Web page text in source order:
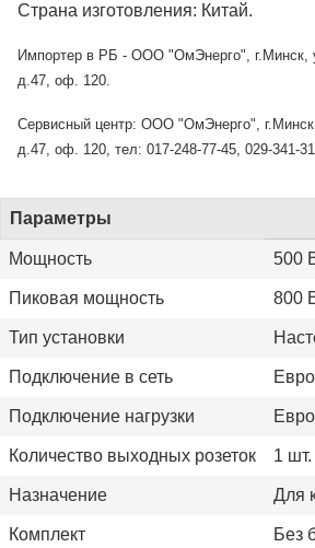
Страна изготовления: Китай.
Импортер в РБ - ООО "ОмЭнерго", г.Минск,
д.47, оф. 120.
Сервисный центр: ООО "ОмЭнерго",
д.47, оф. 120, тел: 017-248-77-45, 029-341-
Параметры
Мощность 500
Пиковая мощность 800
Тип установки
Подключение в сеть
Подключение нагрузки
Количество выходных розеток 1 шт.
Назначение Для
Комплект Без